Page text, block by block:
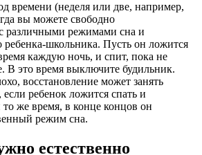
времени (неделя или две, например,
вы можете свободно
различными режимами сна и
ребенка-школьника. Пусть он ложится
каждую ночь, и спит, пока не
В это время выключите будильник.
восстановление может занять
ребенок ложится спать и
же время, в конце концов он
режим сна.
естественно